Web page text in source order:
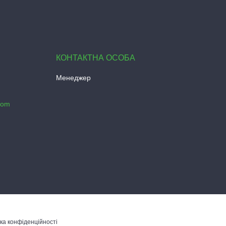
Менеджер
конфіденційності